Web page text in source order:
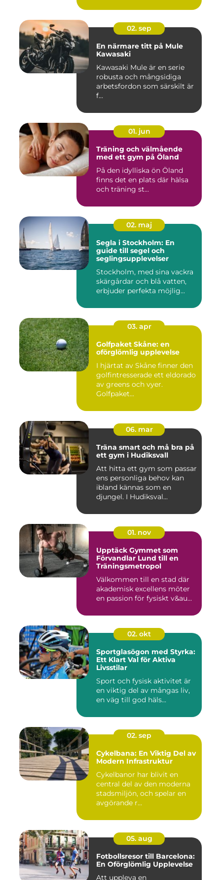
02. sep
En närmare titt på Mule
Kawasaki
Kawasaki Mule är en serie
robusta och mångsidiga
arbetsfordon som särskilt är
f...
01. jun
Träning och välmående
med ett gym på Öland
På den idylliska ön Öland
finns det en plats där hälsa
och träning st...
02. maj
Segla i Stockholm: En
guide till segel och
seglingsupplevelser
Stockholm, med sina vackra
skärgårdar och blå vatten,
erbjuder perfekta möjlig...
03. apr
Golfpaket Skåne: en
oförglömlig upplevelse
I hjärtat av Skåne finner den
golfintresserade ett eldorado
av greens och vyer.
Golfpaket...
06. mar
Träna smart och må bra på
ett gym i Hudiksvall
Att hitta ett gym som passar
ens personliga behov kan
ibland kännas som en
djungel. I Hudiksval...
01. nov
Upptäck Gymmet som
Förvandlar Lund till en
Träningsmetropol
Välkommen till en stad där
akademisk excellens möter
en passion för fysiskt v&au...
02. okt
Sportglasögon med Styrka:
Ett Klart Val för Aktiva
Livsstilar
Sport och fysisk aktivitet är
en viktig del av mångas liv,
en väg till god häls...
02. sep
Cykelbana: En Viktig Del av
Modern Infrastruktur
Cykelbanor har blivit en
central del av den moderna
stadsmiljön, och spelar en
avgörande r...
05. aug
Fotbollsresor till Barcelona:
En Oförglömlig Upplevelse
Att uppleva en